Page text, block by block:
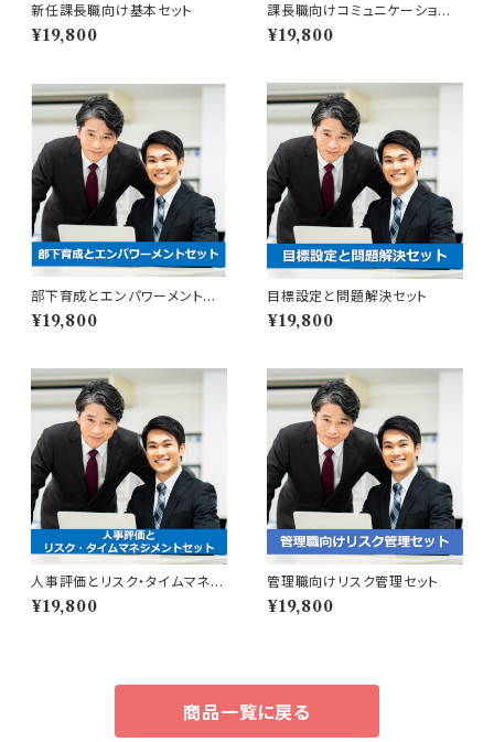
新任課長職向け基本セット
¥19,800
課長職向けコミュニケーション
スキルセット
¥19,800
部下育成とエンパワーメントセッ
ト
¥19,800
目標設定と問題解決セット
¥19,800
人事評価とリスク・タイムマネジ
メントセット
¥19,800
管理職向けリスク管理セット
¥19,800
商品一覧に戻る